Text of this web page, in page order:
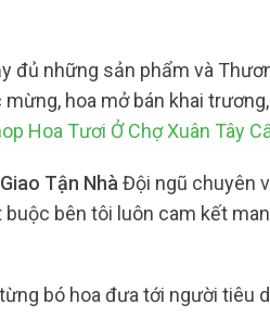
đủ những sản phẩm và
hoa mở bán khai
Hoa Tươi Ở Chợ Xuân Tây
Tận Nhà Đội ngũ chuyên
bên tôi luôn cam kết
bó hoa đưa tới người tiêu